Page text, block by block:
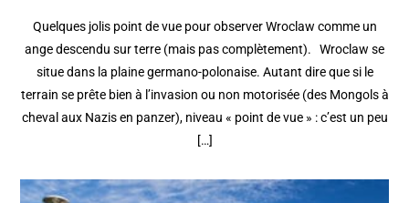
Quelques jolis point de vue pour observer Wroclaw comme un
ange descendu sur terre (mais pas complètement). Wroclaw se
situe dans la plaine germano-polonaise. Autant dire que si le
terrain se prête bien à l’invasion ou non motorisée (des Mongols à
cheval aux Nazis en panzer), niveau « point de vue » : c’est un peu
[…]